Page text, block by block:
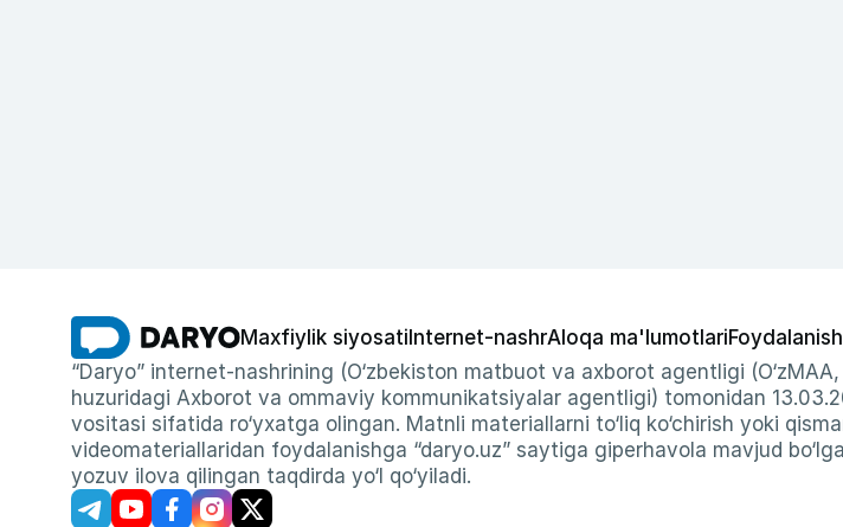
Maxfiylik siyosati Internet-nashrAloqa ma'lumotlari
“Daryo” internet-nashrining (O‘zbekiston matbuot va axborot agentligi
huzuridagi Axborot va ommaviy kommunikatsiyalar agentligi) tomonidan
vositasi sifatida ro‘yxatga olingan. Matnli materiallarni to‘liq ko‘chirish yoki
videomateriallaridan foydalanishga “daryo.uz” saytiga giperhavola mavjud
yozuv ilova qilingan taqdirda yo‘l qo‘yiladi.